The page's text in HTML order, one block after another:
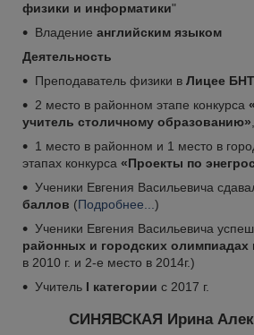
физики и информатики"
Владение английским языком
Деятельность
Преподаватель физики в Лицее
2 место в районном этапе конкурса
учитель столичному образованию»
1 место в районном и 1 место в
этапах конкурса «Проекты по
Ученики Евгения Васильевича
баллов (Подробнее... )
Ученики Евгения Васильевича
районных и городских олимпиадах
в 2010 г. и 2-е место в 2014г.)
Учитель I категории с 2017 г.
СИНЯВСКАЯ Ирина